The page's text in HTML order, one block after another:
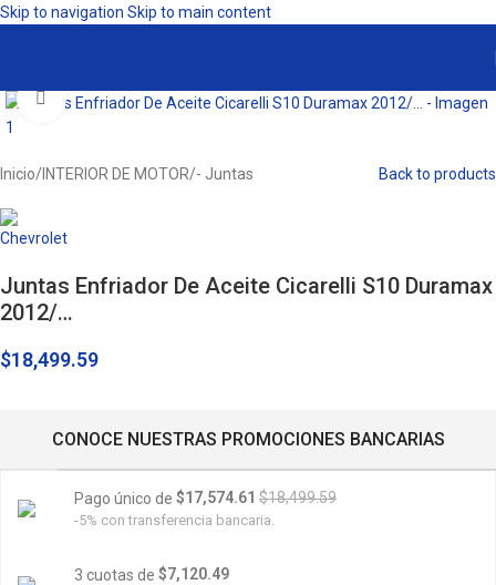
Skip to navigation Skip to main content
Click to enlarge
Inicio/ INTERIOR DE MOTOR/- Juntas Back to products
Juntas Enfriador De Aceite Cicarelli S10 Duramax
2012/…
$18,499.59
CONOCE NUESTRAS PROMOCIONES BANCARIAS
Pago único de $17,574.61 $18,499.59
-5% con transferencia bancaria.
3 cuotas de $7,120.49